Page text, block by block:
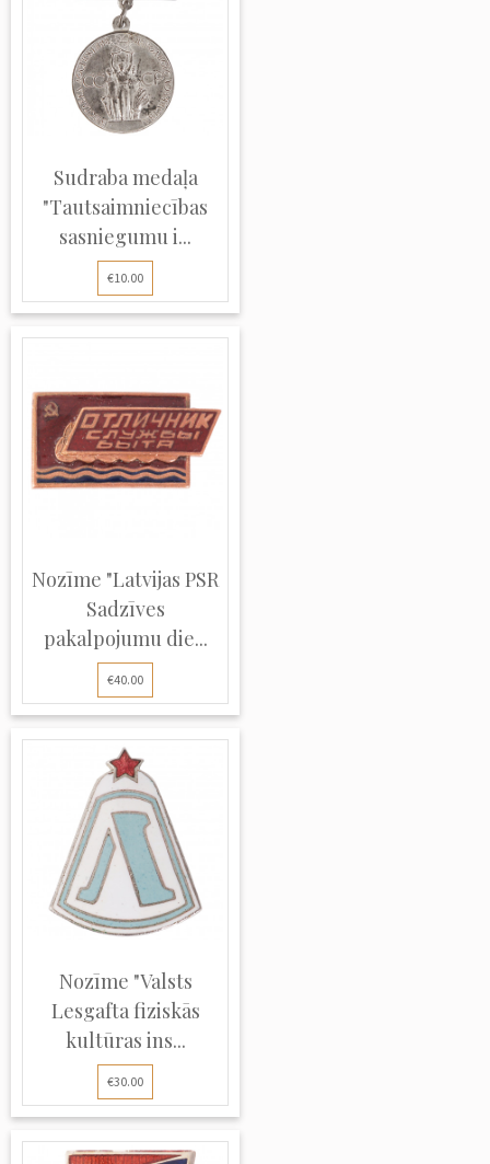
Sudraba medaļa
"Tautsaimniecības
sasniegumu i...
€10.00
Nozīme "Latvijas PSR
Sadzīves
pakalpojumu die...
€40.00
Nozīme "Valsts
Lesgafta fiziskās
kultūras ins...
€30.00